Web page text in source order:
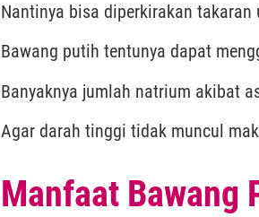
Nantinya bisa diperkirakan
Bawang putih tentunya dapat
Banyaknya jumlah natrium akibat
Agar darah tinggi tidak muncul
Manfaat Bawang